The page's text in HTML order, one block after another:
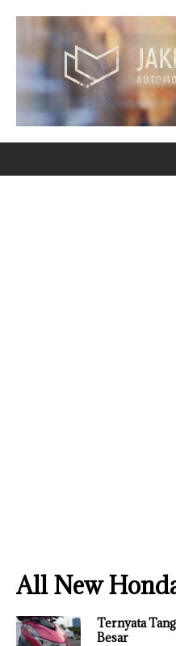
All New
Ternyata
Besar